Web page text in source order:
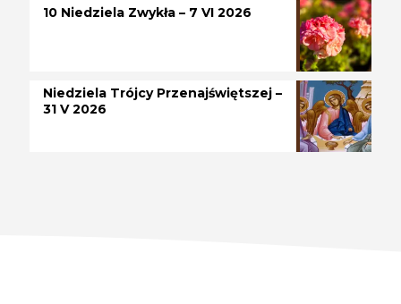
10 Niedziela Zwykła – 7 VI 2026
Niedziela Trójcy Przenajświętszej –
31 V 2026